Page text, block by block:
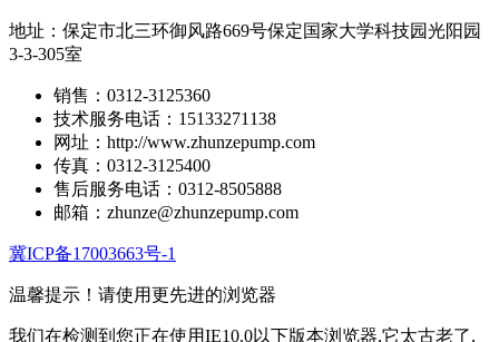
地址：保定市北三环御风路669号保定国家大学科技园光阳园
3-3-305室
销售：0312-3125360
技术服务电话：15133271138
网址：http://www.zhunzepump.com
传真：0312-3125400
售后服务电话：0312-8505888
邮箱：zhunze@zhunzepump.com
冀ICP备17003663号-1
温馨提示！ 请使用更先进的浏览器
我们在检测到您正在使用IE10.0以下版本浏览器,它太古老了,